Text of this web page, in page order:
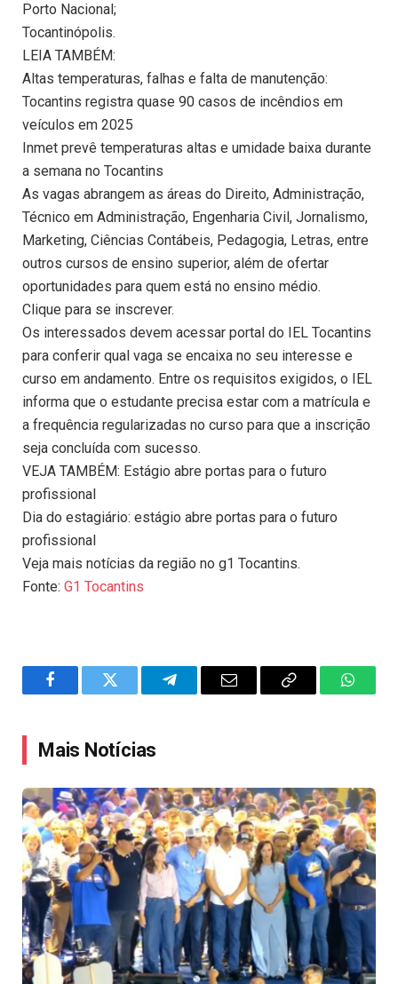
Porto Nacional;
Tocantinópolis.
LEIA TAMBÉM:
Altas temperaturas, falhas e falta de manutenção:
Tocantins registra quase 90 casos de incêndios em
veículos em 2025
Inmet prevê temperaturas altas e umidade baixa durante
a semana no Tocantins
As vagas abrangem as áreas do Direito, Administração,
Técnico em Administração, Engenharia Civil, Jornalismo,
Marketing, Ciências Contábeis, Pedagogia, Letras, entre
outros cursos de ensino superior, além de ofertar
oportunidades para quem está no ensino médio.
Clique para se inscrever.
Os interessados devem acessar portal do IEL Tocantins
para conferir qual vaga se encaixa no seu interesse e
curso em andamento. Entre os requisitos exigidos, o IEL
informa que o estudante precisa estar com a matrícula e
a frequência regularizadas no curso para que a inscrição
seja concluída com sucesso.
VEJA TAMBÉM: Estágio abre portas para o futuro
profissional
Dia do estagiário: estágio abre portas para o futuro
profissional
Veja mais notícias da região no g1 Tocantins.
Fonte: G1 Tocantins
FacebookTwitter TelegramEmail
Copy
Mais Notícias